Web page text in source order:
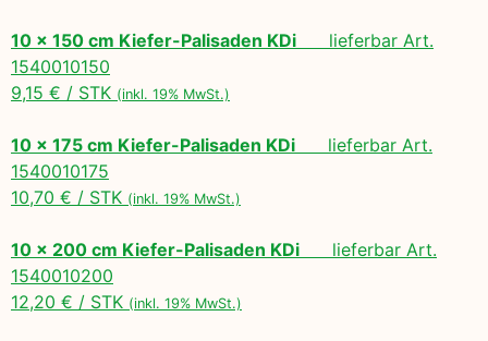
10 x 150 cm Kiefer-Palisaden KDi lieferbar Art.
1540010150
9,15 € / STK (inkl. 19% MwSt.)
10 x 175 cm Kiefer-Palisaden KDi lieferbar Art.
1540010175
10,70 € / STK (inkl. 19% MwSt.)
10 x 200 cm Kiefer-Palisaden KDi lieferbar Art.
1540010200
12,20 € / STK (inkl. 19% MwSt.)